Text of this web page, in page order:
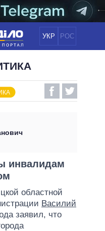
УКР РОС
ПОЛИТИКА
ЭКОНОМИКА
МИР
инвалидам
областной
Василий
заявил, что